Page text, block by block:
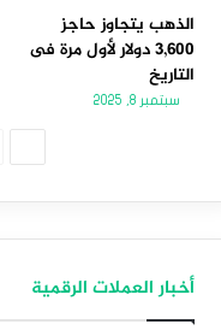
الذهب يتجاوز حاجز
3,600 دولار لأول مرة فى
التاريخ
سبتمبر 8, 2025
أخبار العملات الرقمية